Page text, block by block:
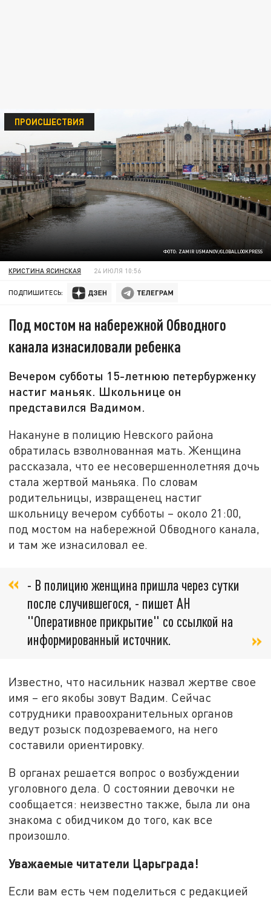
ФОТО: ZAMIR USMANOV/GLOBALLOOKPRESS
ПРОИСШЕСТВИЯ
КРИСТИНА ЯСИНСКАЯ 24 ИЮЛЯ 10:56
ПОДПИШИТЕСЬ:
Под мостом на набережной Обводного
канала изнасиловали ребенка
Вечером субботы 15-летнюю петербурженку
настиг маньяк. Школьнице он
представился Вадимом.
Накануне в полицию Невского района
обратилась взволнованная мать. Женщина
рассказала, что ее несовершеннолетняя дочь
стала жертвой маньяка. По словам
родительницы, извращенец настиг
школьницу вечером субботы – около 21:00,
под мостом на набережной Обводного канала,
и там же изнасиловал ее.
- В полицию женщина пришла через сутки
после случившегося, - пишет АН
"Оперативное прикрытие" со ссылкой на
информированный источник.
Известно, что насильник назвал жертве свое
имя – его якобы зовут Вадим. Сейчас
сотрудники правоохранительных органов
ведут розыск подозреваемого, на него
составили ориентировку.
В органах решается вопрос о возбуждении
уголовного дела. О состоянии девочки не
сообщается: неизвестно также, была ли она
знакома с обидчиком до того, как все
произошло.
Уважаемые читатели Царьграда!
Если вам есть чем поделиться с редакцией